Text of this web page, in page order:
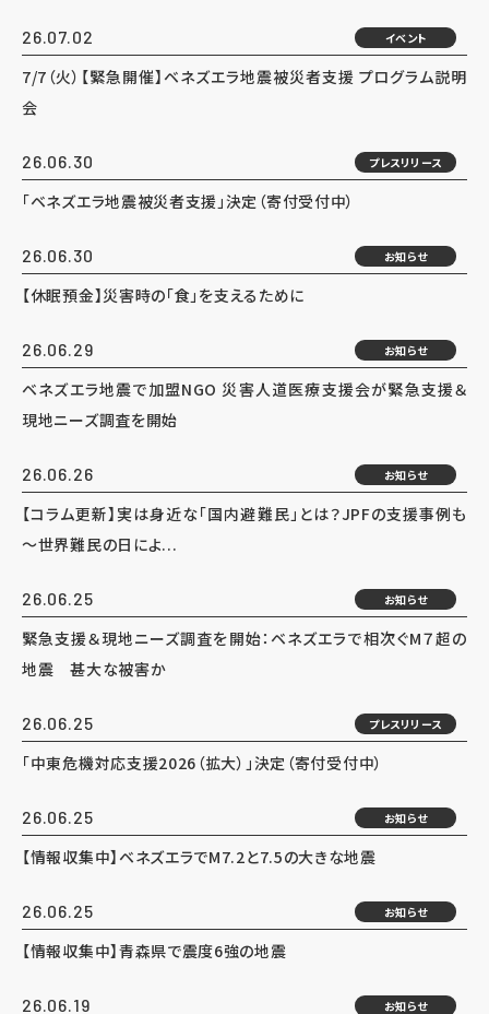
26.07.02 イベント
7/7（火）【緊急開催】ベネズエラ地震被災者支援 プログラム説明
会
26.06.30 プレスリリース
「ベネズエラ地震被災者支援」決定（寄付受付中）
26.06.30 お知らせ
【休眠預金】災害時の「食」を支えるために
26.06.29 お知らせ
ベネズエラ地震で加盟NGO 災害人道医療支援会が緊急支援＆
現地ニーズ調査を開始
26.06.26 お知らせ
【コラム更新】実は身近な「国内避難民」とは？JPFの支援事例も
～世界難民の日によ...
26.06.25 お知らせ
緊急支援＆現地ニーズ調査を開始：ベネズエラで相次ぐM７超の
地震 甚大な被害か
26.06.25 プレスリリース
「中東危機対応支援2026（拡大）」決定（寄付受付中）
26.06.25 お知らせ
【情報収集中】ベネズエラでM7.2と7.5の大きな地震
26.06.25 お知らせ
【情報収集中】青森県で震度6強の地震
26.06.19 お知らせ